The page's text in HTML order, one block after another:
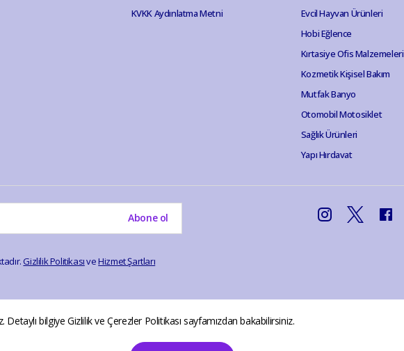
Detaylı bilgiyeGizlilik ve Çerezler Politikasısayfamızdan bakabilirsiniz.
KVKK Aydınlatma Metni
Evcil Hayvan Ürünleri
Hobi Eğlence
Kırtasiye Ofis Malzemeleri
Kozmetik Kişisel Bakım
Mutfak Banyo
Otomobil Motosiklet
Sağlık Ürünleri
Yapı Hırdavat
Abone ol
Gizlilik PolitikasıveHizmet Şartları